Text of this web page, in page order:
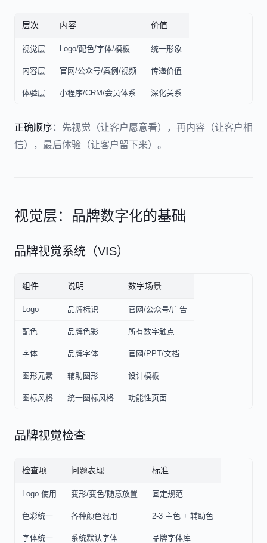
层次 内容 价值
视觉层 Logo/配色/字体/模板 统一形象
内容层 官网/公众号/案例/视频 传递价值
体验层 小程序/CRM/会员体系 深化关系
正确顺序：先视觉（让客户愿意看），再内容（让客户相
信），最后体验（让客户留下来）。
视觉层：品牌数字化的基础
品牌视觉系统（VIS）
组件 说明 数字场景
Logo 品牌标识 官网/公众号/广告
配色 品牌色彩 所有数字触点
字体 品牌字体 官网/PPT/文档
图形元素 辅助图形 设计模板
图标风格 统一图标风格 功能性页面
品牌视觉检查
检查项 问题表现 标准
Logo 使用 变形/变色/随意放置 固定规范
色彩统一 各种颜色混用 2-3 主色 + 辅助色
字体统一 系统默认字体 品牌字体库